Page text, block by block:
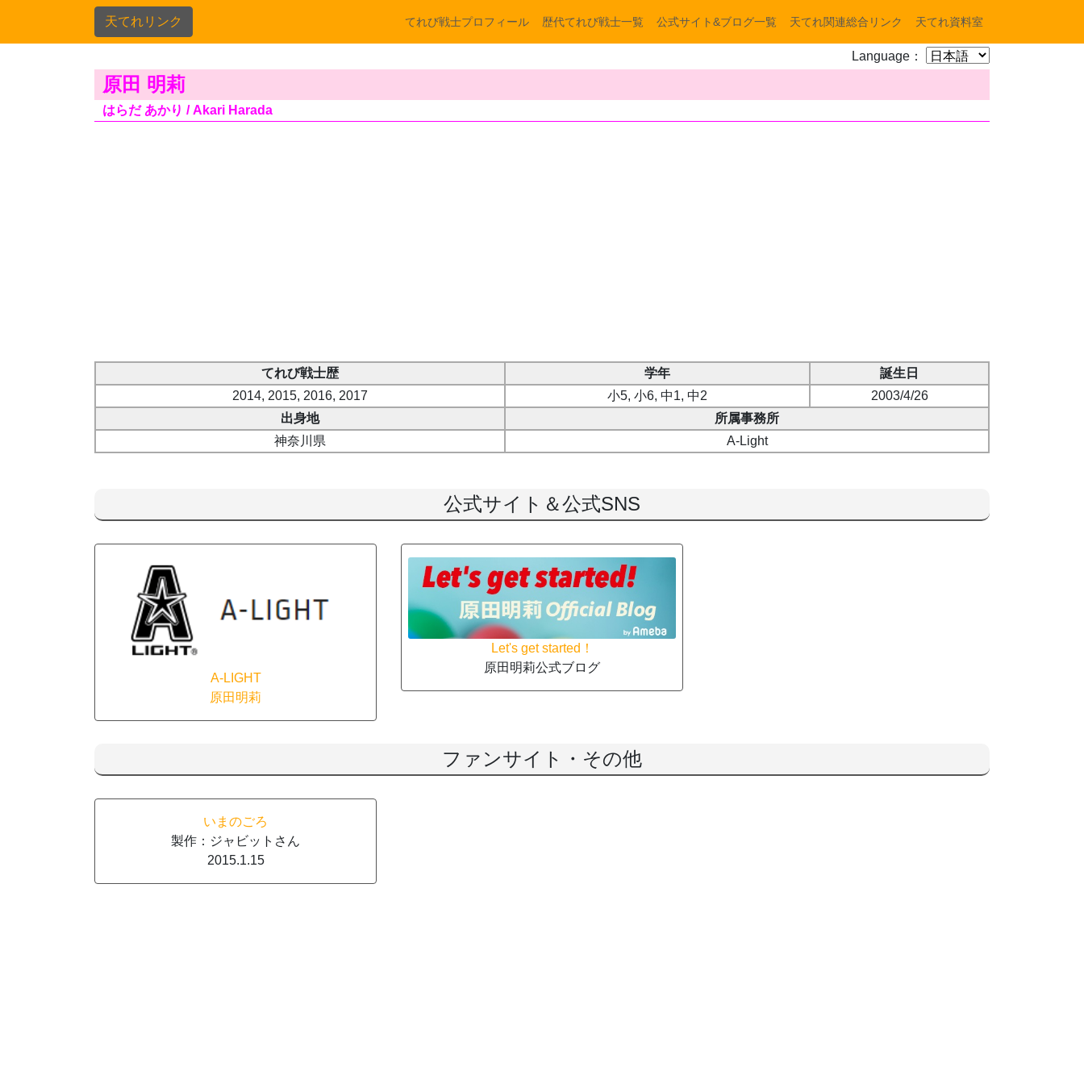
天てれリンク てれび戦士プロフィール 歴代てれび戦士一覧 公式サイト&ブログ一覧 天てれ関連総合リンク 天てれ資料室
Language：
原田 明莉
はらだ あかり / Akari Harada
てれび戦士歴 学年
誕生日
2014, 2015, 2016, 2017
小5, 小6, 中1, 中2
2003/4/26
出身地
所属事務所
神奈川県
A-Light
公式サイト＆公式SNS
A-LIGHT
原田明莉
Let's get started！
原田明莉公式ブログ
ファンサイト・その他
いまのごろ
製作：ジャビットさん
2015.1.15